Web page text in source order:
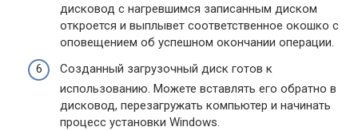
дисковод с нагревшимся записанным диском
откроется и выплывет соответственное окошко с
оповещением об успешном окончании операции.
Созданный загрузочный диск готов к
использованию. Можете вставлять его обратно в
дисковод, перезагружать компьютер и начинать
процесс установки Windows.